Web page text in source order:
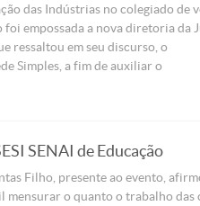
das Indústrias no colegiado de
empossada a nova diretoria da
ressaltou em seu discurso, o
Simples, a fim de auxiliar o
SENAI de Educação
Filho, presente ao evento,
mensurar o quanto o trabalho das